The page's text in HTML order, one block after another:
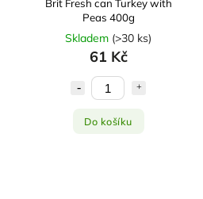
Brit Fresh can Turkey with
Peas 400g
Skladem (>30 ks)
61 Kč
Do košíku